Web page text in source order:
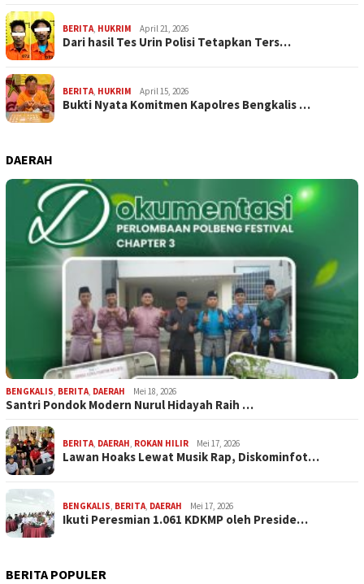
BERITA, HUKRIM April 21, 2026
Dari hasil Tes Urin Polisi Tetapkan Ters…
BERITA, HUKRIM April 15, 2026
Bukti Nyata Komitmen Kapolres Bengkalis …
DAERAH
BENGKALIS, BERITA, DAERAH Mei 18, 2026
Santri Pondok Modern Nurul Hidayah Raih …
BERITA, DAERAH, ROKAN HILIR Mei 17, 2026
Lawan Hoaks Lewat Musik Rap, Diskominfot…
BENGKALIS, BERITA, DAERAH Mei 17, 2026
Ikuti Peresmian 1.061 KDKMP oleh Preside…
BERITA POPULER